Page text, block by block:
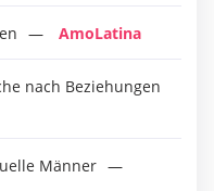
AmoLatina
nach Beziehungen
Männer